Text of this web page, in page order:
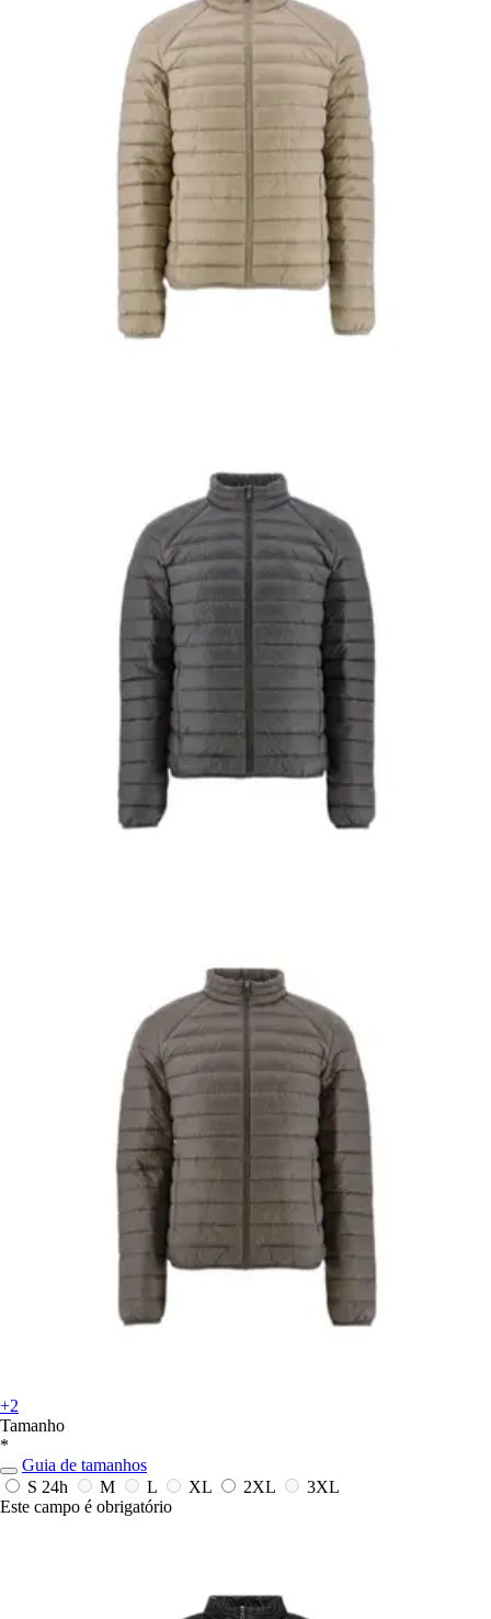
+2
Tamanho
*
Guia de tamanhos
S 24h M L XL 2XL
3XL
Este campo é obrigatório